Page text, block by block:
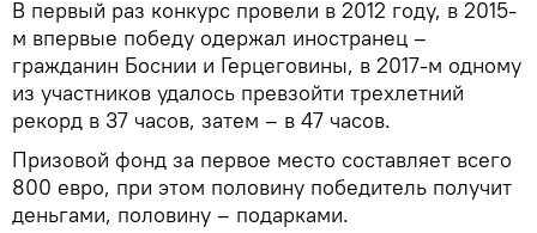
В первый раз конкурс провели в 2012 году, в 2015-
м впервые победу одержал иностранец –
гражданин Боснии и Герцеговины, в 2017-м одному
из участников удалось превзойти трехлетний
рекорд в 37 часов, затем – в 47 часов.
Призовой фонд за первое место составляет всего
800 евро, при этом половину победитель получит
деньгами, половину – подарками.